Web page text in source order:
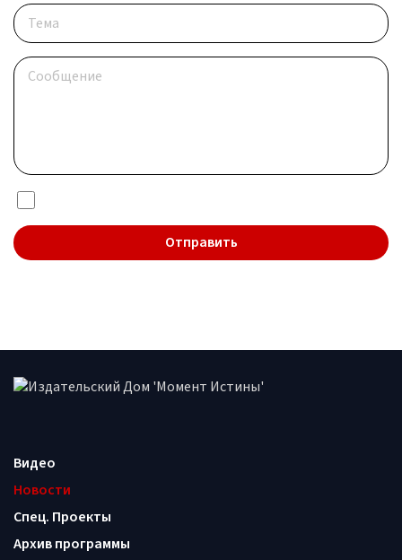
Видео
Новости
Спец. Проекты
Архив программы